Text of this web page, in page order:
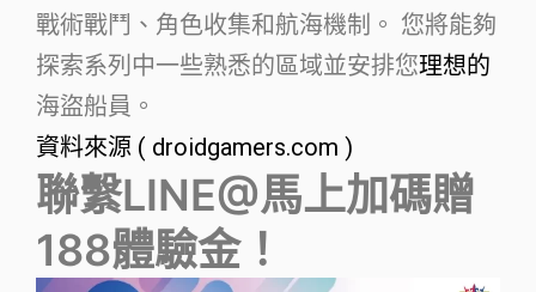
戰術戰鬥、角色收集和航海機制。 您將能夠
探索系列中一些熟悉的區域並安排您理想的
海盜船員。
資料來源 ( droidgamers.com )
聯繫LINE@馬上加碼贈
188體驗金！